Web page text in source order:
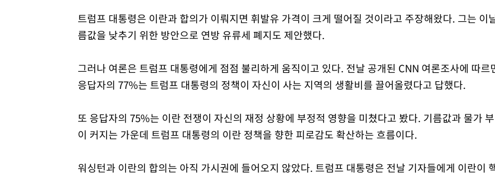
트럼프 대통령은 이란과 합의가 이뤄지면 휘발유 가격이 크게 떨어질 것이라고 주장해왔다. 그는 이
름값을 낮추기 위한 방안으로 연방 유류세 폐지도 제안했다.
그러나 여론은 트럼프 대통령에게 점점 불리하게 움직이고 있다. 전날 공개된 CNN 여론조사에 따르
응답자의 77%는 트럼프 대통령의 정책이 자신이 사는 지역의 생활비를 끌어올렸다고 답했다.
또 응답자의 75%는 이란 전쟁이 자신의 재정 상황에 부정적 영향을 미쳤다고 봤다. 기름값과 물가
이 커지는 가운데 트럼프 대통령의 이란 정책을 향한 피로감도 확산하는 흐름이다.
워싱턴과 이란의 합의는 아직 가시권에 들어오지 않았다. 트럼프 대통령은 전날 기자들에게 이란이